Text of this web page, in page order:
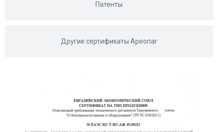
Патенты
Другие сертификаты Ареопаг